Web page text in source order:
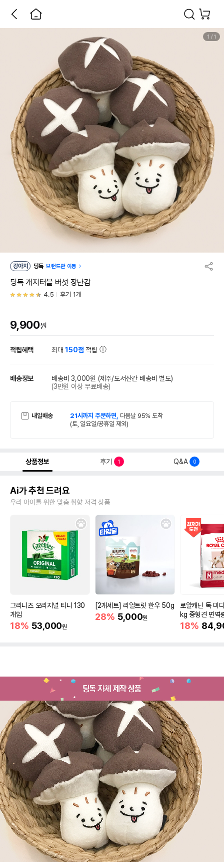
1 / 1
강아지 딩독 브랜드관 이동
딩독 개지터블 버섯 장난감
4.5 후기 1개
9,900원
적립혜택 최대150점 적립
배송정보 배송비 3,000원 (제주/도서산간 배송비 별도)
(3만원 이상 무료배송)
내일배송 21시까지 주문하면, 다음날 95% 도착
(토, 일요일/공휴일 제외)
상품정보 후기 1 Q&A 0
Ai가 추천 드려요
우리 아이를 위한 맞춤 취향 저격 상품
그리니즈 오리지널 티니 130
개입
18% 53,000원
[2개세트] 리얼트릿 한우 50g
28% 5,000원
로얄캐닌 독 미
kg 중형견 면역
18%